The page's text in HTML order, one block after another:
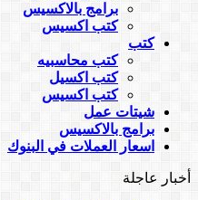
برامج بالاكسيس
كتب اكسيس
كتب
كتب محاسبيه
كتب اكسيل
كتب اكسيس
شيتات عمل
برامج بالاكسيس
اسعار العملات في البنوك
أخبار عاجلة